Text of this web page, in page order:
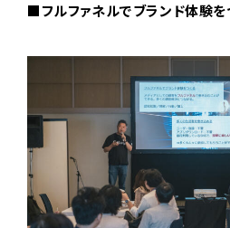
■フルファネルでブランド体験を